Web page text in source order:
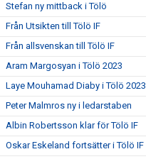
Stefan ny mittback i Tölö
Från Utsikten till Tölö IF
Från allsvenskan till Tölö IF
Aram Margosyan i Tölö 2023
Laye Mouhamad Diaby i Tölö 2023
Peter Malmros ny i ledarstaben
Albin Robertsson klar för Tölö IF
Oskar Eskeland fortsätter i Tölö IF